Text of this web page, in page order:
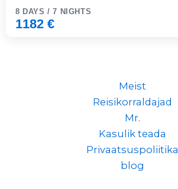
8 DAYS / 7 NIGHTS
1182 €
Meist
Reisikorraldajad
Mr.
Kasulik teada
Privaatsuspoliitika
blog